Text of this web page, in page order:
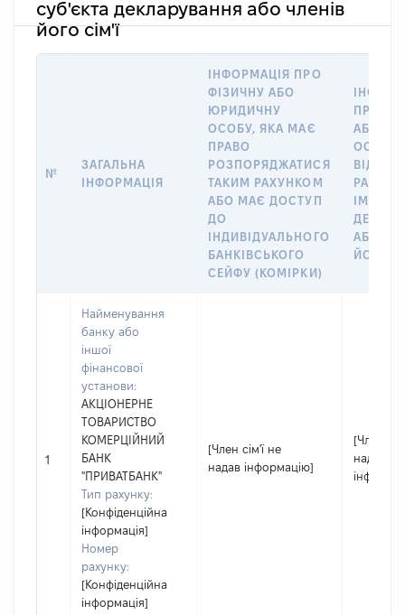
суб'єкта декларування або членів
його сім'ї
№
ЗАГАЛЬНА
ІНФОРМАЦІЯ
ІНФОРМАЦІЯ ПРО
ФІЗИЧНУ АБО
ЮРИДИЧНУ
ОСОБУ, ЯКА МАЄ
ПРАВО
РОЗПОРЯДЖАТИСЯ
ТАКИМ РАХУНКОМ
АБО МАЄ ДОСТУП
ДО
ІНДИВІДУАЛЬНОГО
БАНКІВСЬКОГО
СЕЙФУ (КОМІРКИ)
ПРО
АБО
ОСОБУ,
ІМ’Я
АБО
ЙОГО
1
Найменування
банку або
іншої
фінансової
установи:
АКЦІОНЕРНЕ
ТОВАРИСТВО
КОМЕРЦІЙНИЙ
БАНК
"ПРИВАТБАНК"
Тип рахунку:
[Конфіденційна
інформація]
Номер
рахунку:
[Конфіденційна
інформація]
[Член сім'ї не
надав інформацію]
[Член
надав